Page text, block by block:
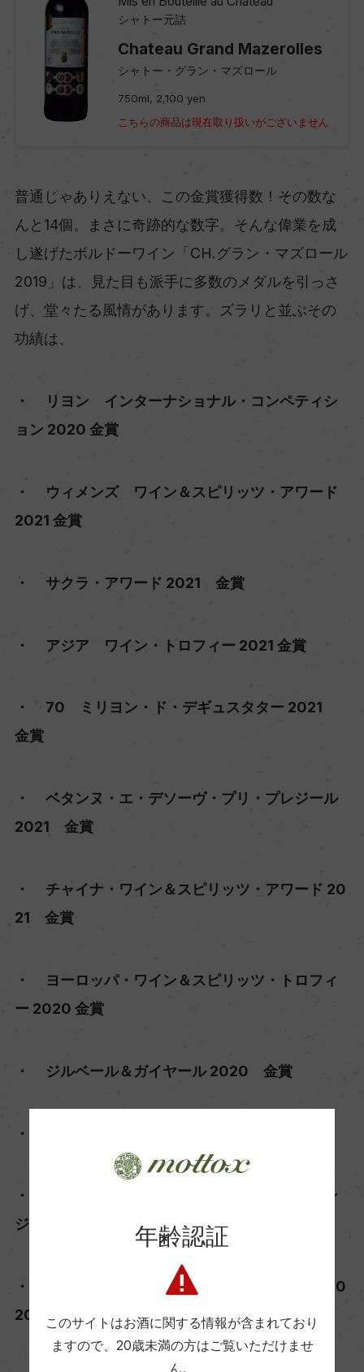
シャトー元詰
Chateau Grand Mazerolles
シャトー・グラン・マズロール
750ml, 2,100 yen
こちらの商品は現在取り扱いがございません
普通じゃありえない、この金賞獲得数！その数な
んと14個。まさに奇跡的な数字。そんな偉業を成
し遂げたボルドーワイン「CH.グラン・マズロール
2019」は、見た目も派手に多数のメダルを引っさ
げ、堂々たる風情があります。ズラリと並ぶその
功績は、
・ リヨン インターナショナル・コンペティシ
ョン 2020 金賞
・ ウィメンズ ワイン＆スピリッツ・アワード
2021 金賞
・ サクラ・アワード 2021 金賞
・ アジア ワイン・トロフィー 2021 金賞
・ 70 ミリヨン・ド・デギュスタター 2021
金賞
・ ベタンヌ・エ・デソーヴ・プリ・プレジール
2021 金賞
・ チャイナ・ワイン＆スピリッツ・アワード 20
21 金賞
・ ヨーロッパ・ワイン＆スピリッツ・トロフィ
ー 2020 金賞
・ ジルベール＆ガイヤール 2020 金賞
・ ワールド・トロフィー 2021 金賞
・ アーチャー・インターナショナル・チャレン
ジ 2021 金賞
・ コンクール・デ・ヴァン・フェミナリーズ 20
20 金賞
年齢認証
このサイトはお酒に関する情報が含まれており
ますので、 20歳未満の方はご覧いただけませ
ん。